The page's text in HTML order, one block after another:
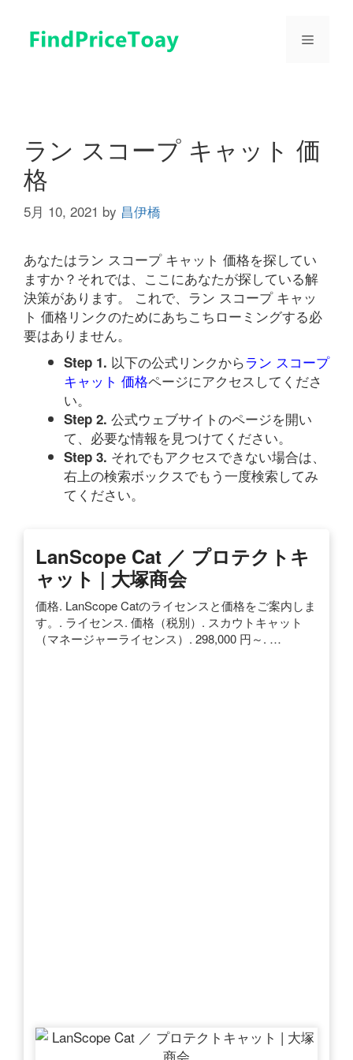
メ
ラン スコープ キャット 価
格
5月 10, 2021 by 昌伊橋
あなたはラン スコープ キャット 価格を探してい
ますか？それでは、ここにあなたが探している解
決策があります。 これで、ラン スコープ キャッ
ト 価格リンクのためにあちこちローミングする必
要はありません。
Step 1. 以下の公式リンクからラン スコープ
キャット 価格ページにアクセスしてくださ
い。
Step 2. 公式ウェブサイトのページを開い
て、必要な情報を見つけてください。
Step 3. それでもアクセスできない場合は、
右上の検索ボックスでもう一度検索してみ
てください。
LanScope Cat ／ プロテクトキ
ャット | 大塚商会
価格. LanScope Catのライセンスと価格をご案内しま
す。. ライセンス. 価格（税別）. スカウトキャット
（マネージャーライセンス）. 298,000 円～. …